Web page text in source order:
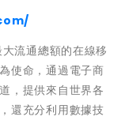
流通總額的在線移
使命，通過電子商
，提供來自世界各
還充分利用數據技